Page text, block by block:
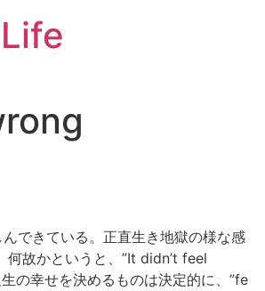
できている。正直生き地獄の様な感
何故かというと、”It didn’t feel
の幸せを決めるものは決定的に、”fe